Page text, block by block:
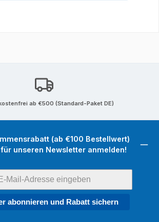
ab €500 (Standard-Paket DE)
(ab €100 Bestellwert)
unseren Newsletter anmelden!
abonnieren und Rabatt sichern